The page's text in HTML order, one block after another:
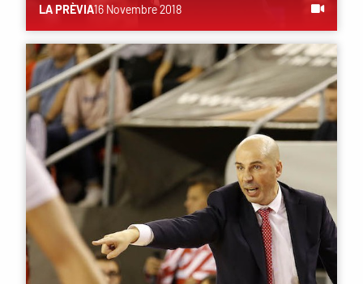
LA PRÈVIA16 Novembre 2018